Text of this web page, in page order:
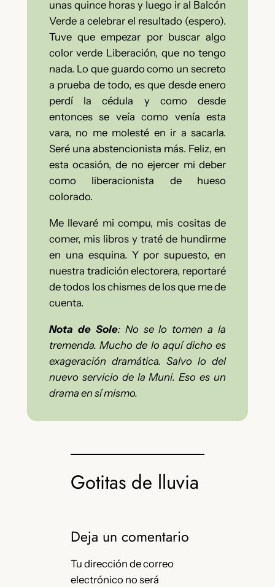
unas quince horas y luego ir al Balcón
Verde a celebrar el resultado (espero).
Tuve que empezar por buscar algo
color verde Liberación, que no tengo
nada. Lo que guardo como un secreto
a prueba de todo, es que desde enero
perdí la cédula y como desde
entonces se veía como venía esta
vara, no me molesté en ir a sacarla.
Seré una abstencionista más. Feliz, en
esta ocasión, de no ejercer mi deber
como liberacionista de hueso
colorado.
Me llevaré mi compu, mis cositas de
comer, mis libros y traté de hundirme
en una esquina. Y por supuesto, en
nuestra tradición electorera, reportaré
de todos los chismes de los que me de
cuenta.
Nota de Sole: No se lo tomen a la
tremenda. Mucho de lo aquí dicho es
exageración dramática. Salvo lo del
nuevo servicio de la Muni. Eso es un
drama en sí mismo.
Gotitas de lluvia
Deja un comentario
Tu dirección de correo
electrónico no será